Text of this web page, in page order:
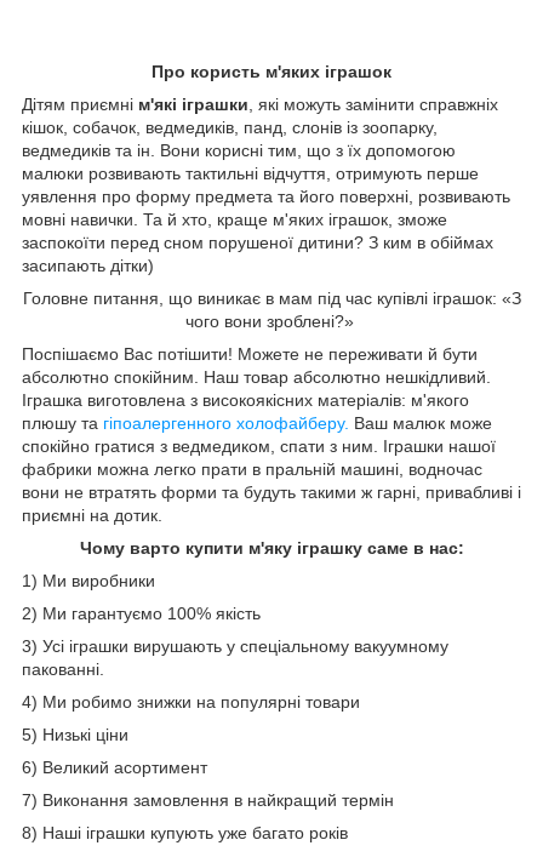
Про користь м'яких іграшок
Дітям приємні м'які іграшки , які можуть замінити справжніх
кішок, собачок, ведмедиків, панд, слонів із зоопарку,
ведмедиків та ін. Вони корисні тим, що з їх допомогою
малюки розвивають тактильні відчуття, отримують перше
уявлення про форму предмета та його поверхні, розвивають
мовні навички. Та й хто, краще м'яких іграшок, зможе
заспокоїти перед сном порушеної дитини? З ким в обіймах
засипають дітки)
Головне питання, що виникає в мам під час купівлі іграшок: «З
чого вони зроблені?»
Поспішаємо Вас потішити! Можете не переживати й бути
абсолютно спокійним. Наш товар абсолютно нешкідливий.
Іграшка виготовлена з високоякісних матеріалів: м'якого
плюшу та гіпоалергенного холофайберу. Ваш малюк може
спокійно гратися з ведмедиком, спати з ним. Іграшки нашої
фабрики можна легко прати в пральній машині, водночас
вони не втратять форми та будуть такими ж гарні, привабливі і
приємні на дотик.
Чому варто купити м'яку іграшку саме в нас:
1) Ми виробники
2) Ми гарантуємо 100% якість
3) Усі іграшки вирушають у спеціальному вакуумному
пакованні.
4) Ми робимо знижки на популярні товари
5) Низькі ціни
6) Великий асортимент
7) Виконання замовлення в найкращий термін
8) Наші іграшки купують уже багато років